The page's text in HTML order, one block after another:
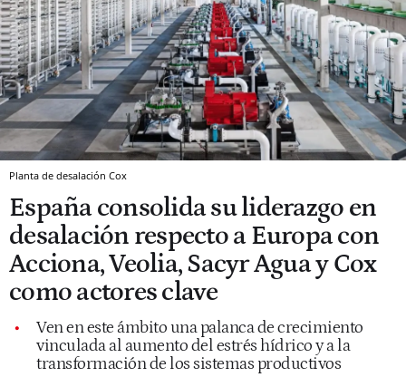
Planta de desalación Cox
España consolida su liderazgo en
desalación respecto a Europa con
Acciona, Veolia, Sacyr Agua y Cox
como actores clave
Ven en este ámbito una palanca de crecimiento
vinculada al aumento del estrés hídrico y a la
transformación de los sistemas productivos